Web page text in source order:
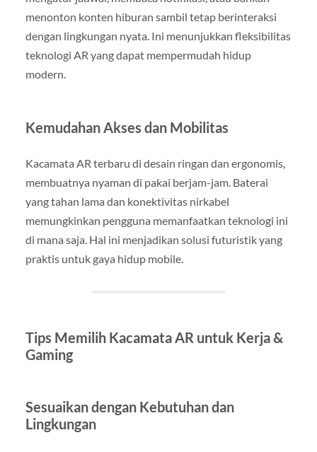
menonton konten hiburan sambil tetap berinteraksi
dengan lingkungan nyata. Ini menunjukkan fleksibilitas
teknologi AR yang dapat mempermudah hidup
modern.
Kemudahan Akses dan Mobilitas
Kacamata AR terbaru di desain ringan dan ergonomis,
membuatnya nyaman di pakai berjam-jam. Baterai
yang tahan lama dan konektivitas nirkabel
memungkinkan pengguna memanfaatkan teknologi ini
di mana saja. Hal ini menjadikan solusi futuristik yang
praktis untuk gaya hidup mobile.
Tips Memilih Kacamata AR untuk Kerja &
Gaming
Sesuaikan dengan Kebutuhan dan
Lingkungan